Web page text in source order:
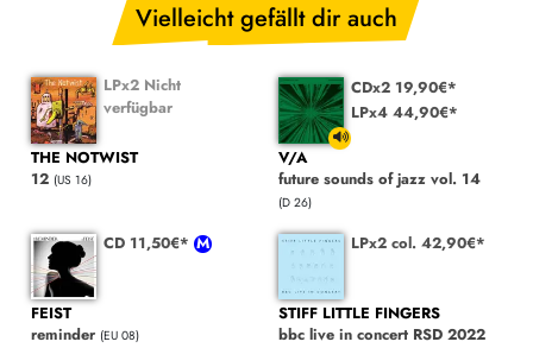
Vielleicht gefällt dir auch
LPx2 Nicht
verfügbar
THE NOTWIST
12 (US 16)
CDx2 19,90€*
LPx4 44,90€*
V/A
future sounds of jazz vol. 14
(D 26)
CD 11,50€*
FEIST
reminder (EU 08)
LPx2 col. 42,90€*
STIFF LITTLE FINGERS
bbc live in concert RSD 2022